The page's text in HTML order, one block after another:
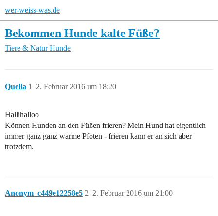
wer-weiss-was.de
Bekommen Hunde kalte Füße?
Tiere & Natur Hunde
Quella 2. Februar 2016 um 18:20
1
Hallihalloo
Können Hunden an den Füßen frieren? Mein Hund hat eigentlich
immer ganz ganz warme Pfoten - frieren kann er an sich aber
trotzdem.
Anonym_c449e12258e5 2. Februar 2016 um 21:00
2